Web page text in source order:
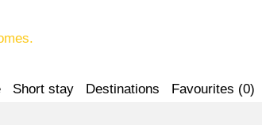
Short stay Destinations Favourites (0)